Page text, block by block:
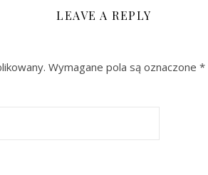
LEAVE A REPLY
Wymagane pola są oznaczone *